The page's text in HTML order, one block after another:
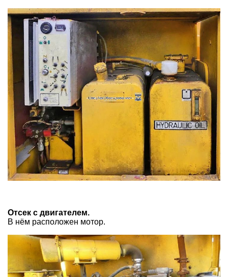
Отсек с двигателем.
В нём расположен мотор.